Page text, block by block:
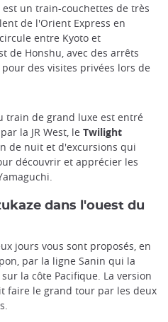
est un train-couchettes de très
de l'Orient Express en
entre Kyoto et
de Honshu, avec des arrêts
des visites privées lors de
train de grand luxe est entré
la JR West, le Twilight
de nuit et d'excursions qui
découvrir et apprécier les
dans l'ouest du
jours vous sont proposés, en
par la ligne Sanin qui la
la côte Pacifique. La version
faire le grand tour par les deux